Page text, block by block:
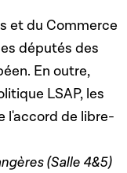
et du Commerce
députés des
En outre,
LSAP, les
l'accord de libre-
(Salle 4&5)